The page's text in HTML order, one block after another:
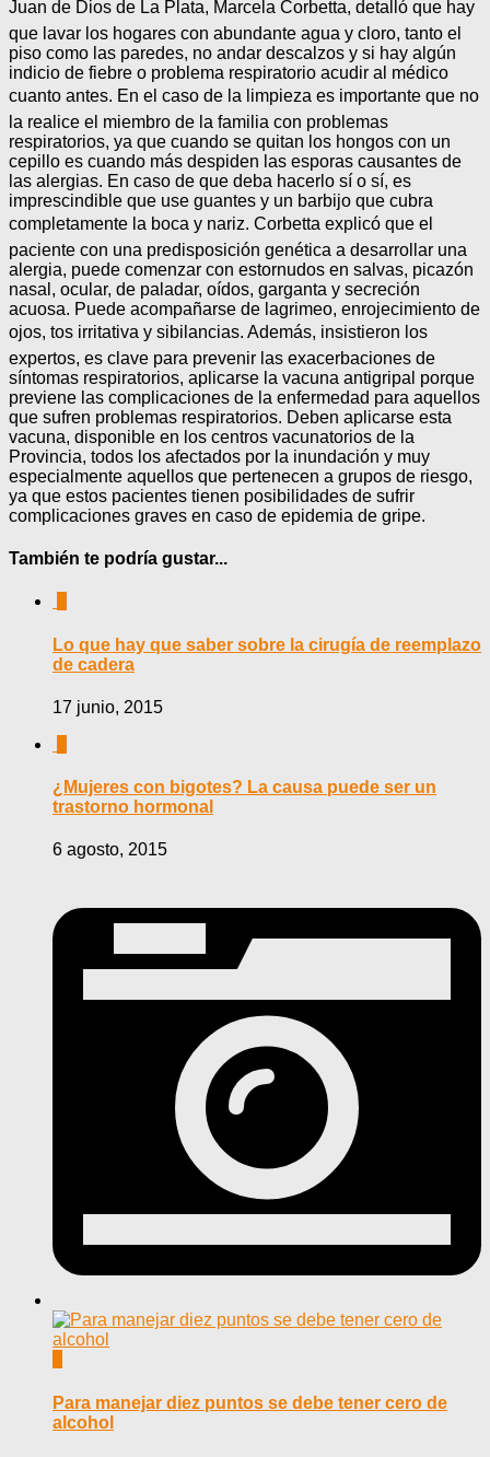
Juan de Dios de La Plata, Marcela Corbetta, detalló que hay
que lavar los hogares con abundante agua y cloro, tanto el
piso como las paredes, no andar descalzos y si hay algún
indicio de fiebre o problema respiratorio acudir al médico
cuanto antes. En el caso de la limpieza es importante que no
la realice el miembro de la familia con problemas
respiratorios, ya que cuando se quitan los hongos con un
cepillo es cuando más despiden las esporas causantes de
las alergias. En caso de que deba hacerlo sí o sí, es
imprescindible que use guantes y un barbijo que cubra
completamente la boca y nariz. Corbetta explicó que el
paciente con una predisposición genética a desarrollar una
alergia, puede comenzar con estornudos en salvas, picazón
nasal, ocular, de paladar, oídos, garganta y secreción
acuosa. Puede acompañarse de lagrimeo, enrojecimiento de
ojos, tos irritativa y sibilancias. Además, insistieron los
expertos, es clave para prevenir las exacerbaciones de
síntomas respiratorios, aplicarse la vacuna antigripal porque
previene las complicaciones de la enfermedad para aquellos
que sufren problemas respiratorios. Deben aplicarse esta
vacuna, disponible en los centros vacunatorios de la
Provincia, todos los afectados por la inundación y muy
especialmente aquellos que pertenecen a grupos de riesgo,
ya que estos pacientes tienen posibilidades de sufrir
complicaciones graves en caso de epidemia de gripe.
También te podría gustar...
Lo que hay que saber sobre la cirugía de reemplazo
de cadera
17 junio, 2015
¿Mujeres con bigotes? La causa puede ser un
trastorno hormonal
6 agosto, 2015
Para manejar diez puntos se debe tener cero de
alcohol